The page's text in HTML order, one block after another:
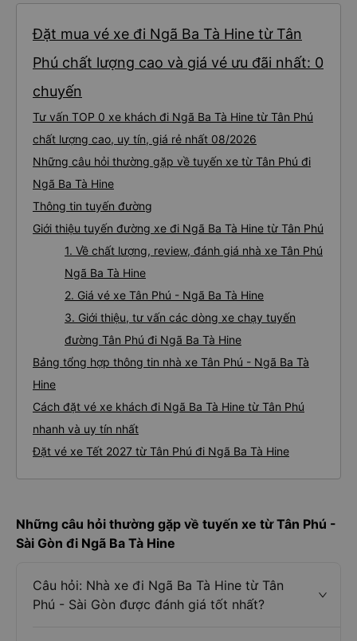
Đặt mua vé xe đi Ngã Ba Tà Hine từ Tân
Phú chất lượng cao và giá vé ưu đãi nhất: 0
chuyến
Tư vấn TOP 0 xe khách đi Ngã Ba Tà Hine từ Tân Phú
chất lượng cao, uy tín, giá rẻ nhất 08/2026
Những câu hỏi thường gặp về tuyến xe từ Tân Phú đi
Ngã Ba Tà Hine
Thông tin tuyến đường
Giới thiệu tuyến đường xe đi Ngã Ba Tà Hine từ Tân Phú
1. Về chất lượng, review, đánh giá nhà xe Tân Phú
Ngã Ba Tà Hine
2. Giá vé xe Tân Phú - Ngã Ba Tà Hine
3. Giới thiệu, tư vấn các dòng xe chạy tuyến
đường Tân Phú đi Ngã Ba Tà Hine
Bảng tổng hợp thông tin nhà xe Tân Phú - Ngã Ba Tà
Hine
Cách đặt vé xe khách đi Ngã Ba Tà Hine từ Tân Phú
nhanh và uy tín nhất
Đặt vé xe Tết 2027 từ Tân Phú đi Ngã Ba Tà Hine
Những câu hỏi thường gặp về tuyến xe từ Tân Phú -
Sài Gòn đi Ngã Ba Tà Hine
Câu hỏi: Nhà xe đi Ngã Ba Tà Hine từ Tân
Phú - Sài Gòn được đánh giá tốt nhất?